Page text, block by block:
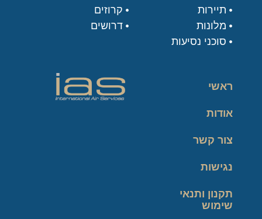
תיירות
מלונות
סוכני נסיעות
קרוזים
דרושים
ראשי
אודות
צור קשר
נגישות
תקנון ותנאי
שימוש